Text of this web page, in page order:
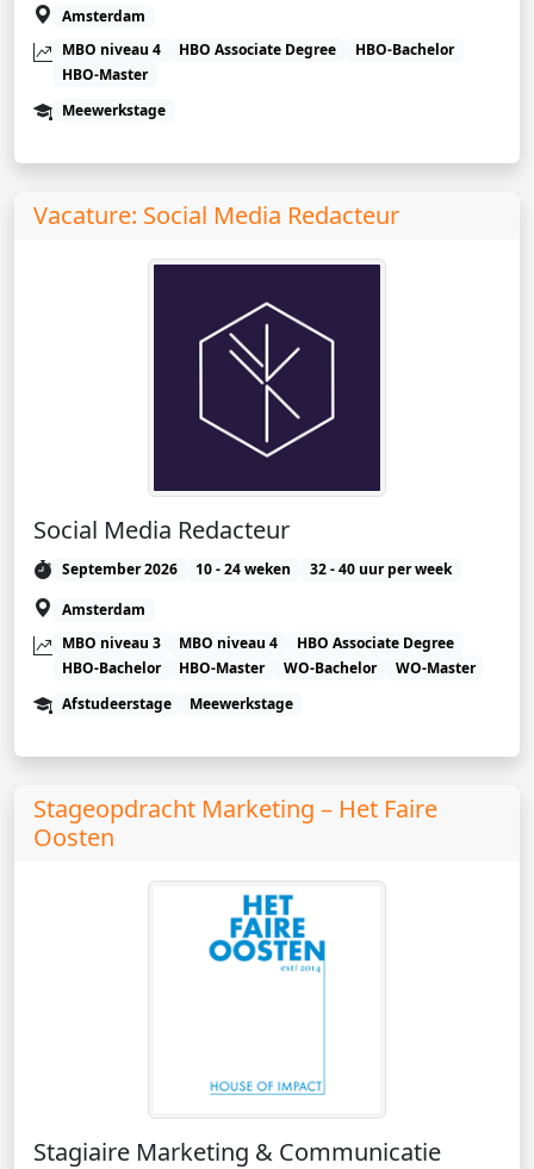
Amsterdam
MBO niveau 4
HBO Associate Degree
HBO-Bachelor
HBO-Master
Meewerkstage
Vacature: Social Media Redacteur
Social Media Redacteur
September 2026 10 - 24 weken
32 - 40 uur per week
Amsterdam
MBO niveau 3
MBO niveau 4
HBO Associate Degree
HBO-Bachelor
HBO-Master WO-Bachelor
WO-Master
Afstudeerstage
Meewerkstage
Stageopdracht Marketing – Het Faire
Oosten
Stagiaire Marketing & Communicatie